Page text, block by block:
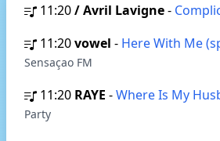
11:20/ Avril Lavigne-
11:20vowel - Here With Me
Sensaçao FM
11:20 RAYE -Where Is My
Party